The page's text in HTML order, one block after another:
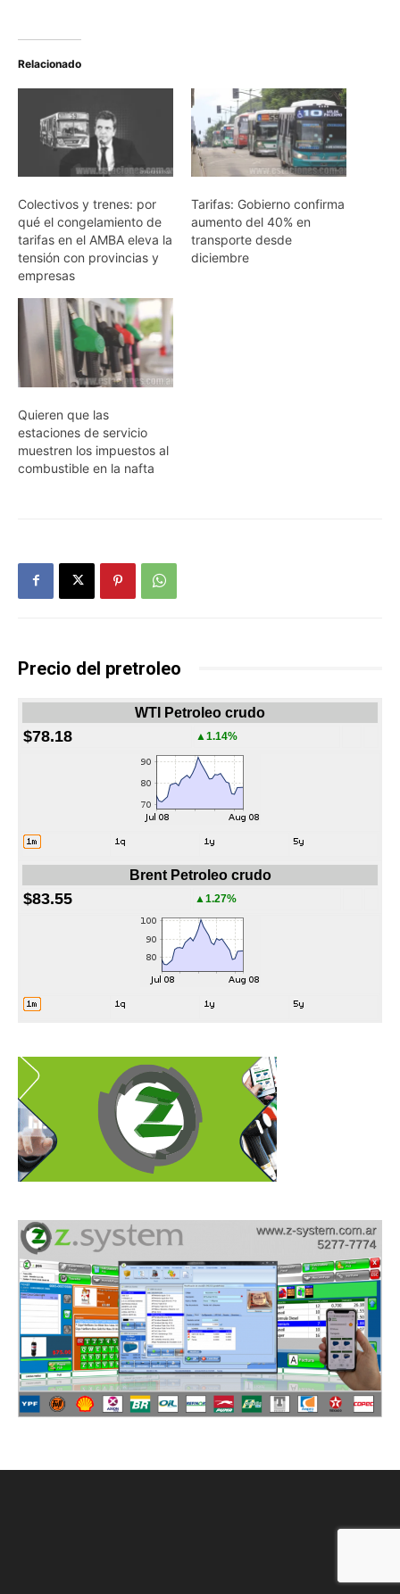
Relacionado
Colectivos y trenes: por
qué el congelamiento de
tarifas en el AMBA eleva la
tensión con provincias y
empresas
Tarifas: Gobierno confirma
aumento del 40% en
transporte desde
diciembre
Quieren que las
estaciones de servicio
muestren los impuestos al
combustible en la nafta
Precio del pretroleo
WTI Petroleo crudo
$78.18 ▲1.14%
Brent Petroleo crudo
$83.55 ▲1.27%